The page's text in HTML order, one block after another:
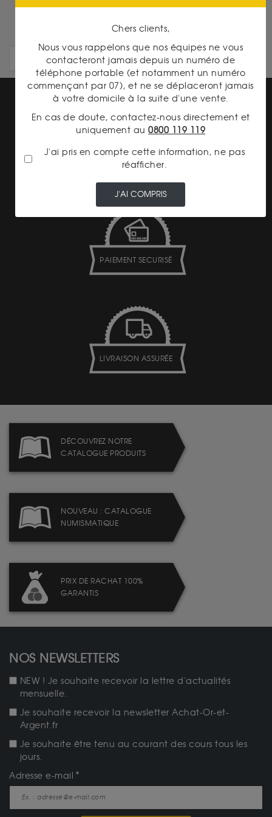
ARTICLES PLUS ANCIENS
TRANSPARENCE DES
PRIX
PAIEMENT SECURISÉ
LIVRAISON ASSURÉE
DÉCOUVREZ NOTRE
CATALOGUE PRODUITS
NOUVEAU : CATALOGUE
NUMISMATIQUE
PRIX DE RACHAT 100%
GARANTIS
NOS NEWSLETTERS
NEW ! Je souhaite recevoir la lettre d'actualités
mensuelle.
Je souhaite recevoir la newsletter Achat-Or-et-
Argent.fr
Je souhaite être tenu au courant des cours tous les
jours.
Adresse e-mail
Chers clients,
Nous vous rappelons que nos équipes ne vous
contacteront jamais depuis un numéro de
téléphone portable (et notamment un numéro
commençant par 07), et ne se déplaceront jamais
à votre domicile à la suite d'une vente.
En cas de doute, contactez-nous directement et
uniquement au 0800 119 119
J'ai pris en compte cette information, ne pas
réafficher.
J'AI COMPRIS